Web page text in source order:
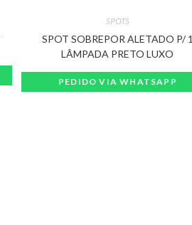
SPOTS
SPOT SOBREPOR ALETADO P/ 1
LÂMPADA PRETO LUXO
PEDIDO VIA WHATSAPP